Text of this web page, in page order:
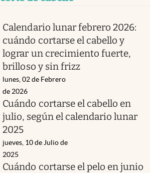
Calendario lunar febrero 2026:
cuándo cortarse el cabello y
lograr un crecimiento fuerte,
brilloso y sin frizz
lunes, 02 de Febrero
de 2026
Cuándo cortarse el cabello en
julio, según el calendario lunar
2025
jueves, 10 de Julio de
2025
Cuándo cortarse el pelo en junio